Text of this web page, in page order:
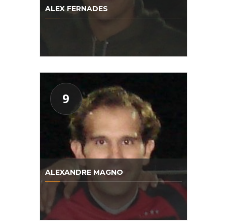
ALEX FERNADES
9
ALEXANDRE MAGNO